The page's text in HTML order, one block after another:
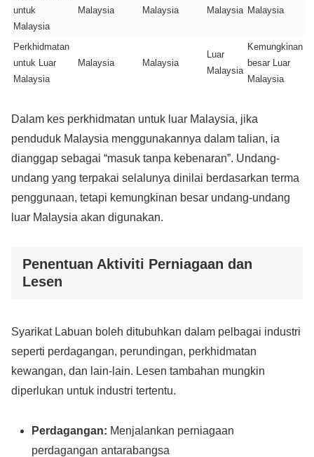
untuk
Malaysia
Malaysia Malaysia Malaysia Malaysia
Perkhidmatan
untuk Luar
Malaysia
Malaysia Malaysia
Luar
Malaysia
Kemungkinan
besar Luar
Malaysia
Dalam kes perkhidmatan untuk luar Malaysia, jika
penduduk Malaysia menggunakannya dalam talian, ia
dianggap sebagai “masuk tanpa kebenaran”. Undang-
undang yang terpakai selalunya dinilai berdasarkan terma
penggunaan, tetapi kemungkinan besar undang-undang
luar Malaysia akan digunakan.
Penentuan Aktiviti Perniagaan dan
Lesen
Syarikat Labuan boleh ditubuhkan dalam pelbagai industri
seperti perdagangan, perundingan, perkhidmatan
kewangan, dan lain-lain. Lesen tambahan mungkin
diperlukan untuk industri tertentu.
Perdagangan: Menjalankan perniagaan
perdagangan antarabangsa